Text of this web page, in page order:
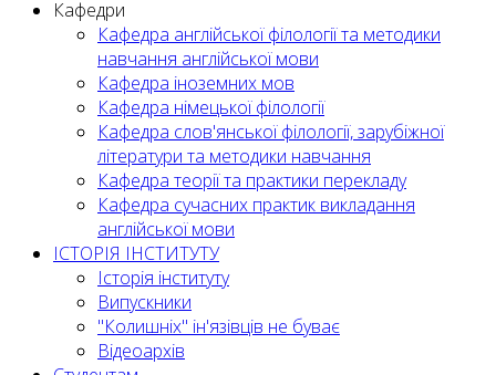
Кафедри
Кафедра англійської філології та методики
навчання англійської мови
Кафедра іноземних мов
Кафедра німецької філології
Кафедра слов'янської філології, зарубіжної
літератури та методики навчання
Кафедра теорії та практики перекладу
Кафедра сучасних практик викладання
англійської мови
ІСТОРІЯ ІНСТИТУТУ
Історія інституту
Випускники
"Колишніх" ін'язівців не буває
Відеоархів